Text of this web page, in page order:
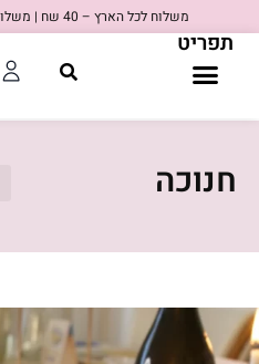
משלוח לכל הארץ – 40 שח | משלוח חינם ברכישה מעל 1800 שח
תפריט
חנוכה